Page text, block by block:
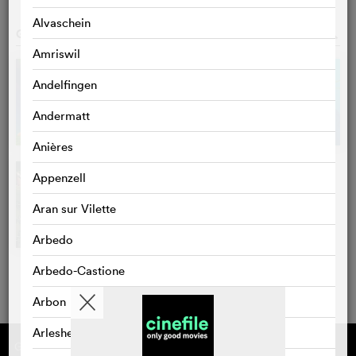
Alvaschein
Amriswil
Andelfingen
Andermatt
Anières
Appenzell
Aran sur Vilette
Arbedo
Arbedo-Castione
Arbon
Arlesheim
o
Gefördert von